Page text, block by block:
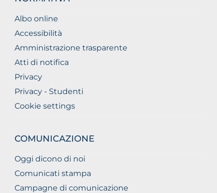
Albo online
Accessibilità
Amministrazione trasparente
Atti di notifica
Privacy
Privacy - Studenti
Cookie settings
COMUNICAZIONE
Oggi dicono di noi
Comunicati stampa
Campagne di comunicazione